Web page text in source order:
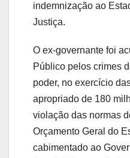
indemnização ao
Justiça.
O ex-governante foi
Público pelos crimes
poder, no exercício
apropriado de 180
violação das normas
Orçamento Geral do
cabimentado ao